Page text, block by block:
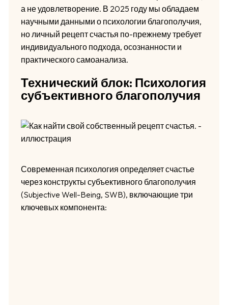
а не удовлетворение. В 2025 году мы обладаем
научными данными о психологии благополучия,
но личный рецепт счастья по-прежнему требует
индивидуального подхода, осознанности и
практического самоанализа.
Технический блок: Психология
субъективного благополучия
Современная психология определяет счастье
через конструкты субъективного благополучия
(Subjective Well-Being, SWB), включающие три
ключевых компонента: